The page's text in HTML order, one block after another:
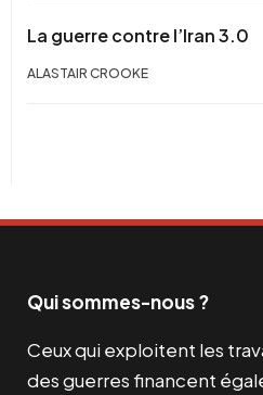
La guerre contre l’Iran 3.0
ALASTAIR CROOKE
Qui sommes-nous ?
Ceux qui exploitent les
des guerres financent